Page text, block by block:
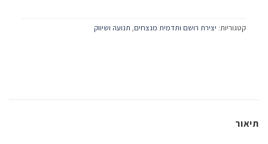
קטגוריות: יצירת רושם ותדמית מנצחים, תנועה ושיווק
תיאור